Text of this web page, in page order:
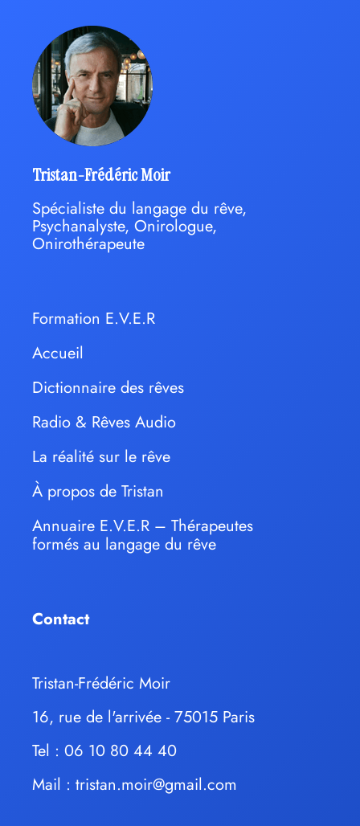
Tristan-Frédéric Moir
Spécialiste du langage du rêve,
Psychanalyste, Onirologue,
Onirothérapeute
Formation E.V.E.R
Accueil
Dictionnaire des rêves
Radio & Rêves Audio
La réalité sur le rêve
À propos de Tristan
Annuaire E.V.E.R – Thérapeutes
formés au langage du rêve
Contact
Tristan-Frédéric Moir
16, rue de l'arrivée - 75015 Paris
Tel : 06 10 80 44 40
Mail : tristan.moir@gmail.com